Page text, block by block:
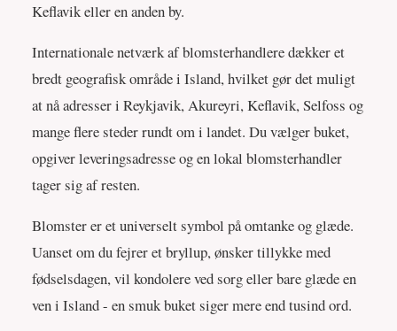
Keflavik eller en anden by.
Internationale netværk af blomsterhandlere dækker et
bredt geografisk område i Island, hvilket gør det muligt
at nå adresser i Reykjavik, Akureyri, Keflavik, Selfoss og
mange flere steder rundt om i landet. Du vælger buket,
opgiver leveringsadresse og en lokal blomsterhandler
tager sig af resten.
Blomster er et universelt symbol på omtanke og glæde.
Uanset om du fejrer et bryllup, ønsker tillykke med
fødselsdagen, vil kondolere ved sorg eller bare glæde en
ven i Island - en smuk buket siger mere end tusind ord.